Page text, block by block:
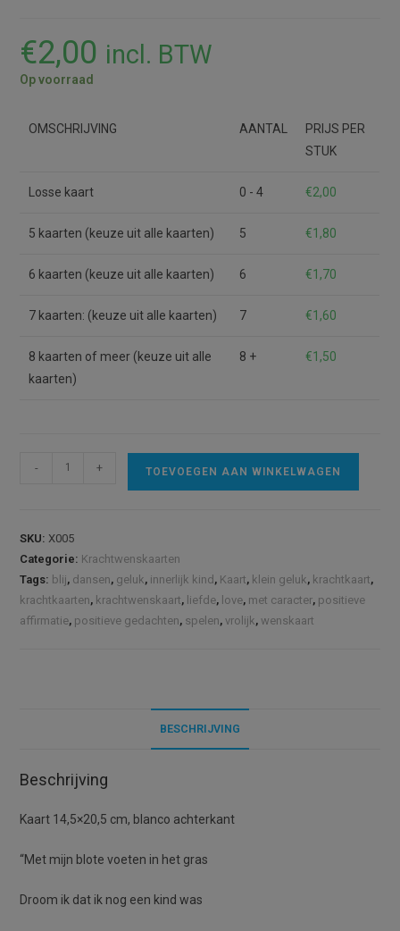
€2,00 incl. BTW
Op voorraad
OMSCHRIJVING AANTAL
PRIJS PER
STUK
Losse kaart 0 - 4 €2,00
5 kaarten (keuze uit alle kaarten) 5 €1,80
6 kaarten (keuze uit alle kaarten) 6 €1,70
7 kaarten: (keuze uit alle kaarten) 7 €1,60
8 kaarten of meer (keuze uit alle
kaarten)
8 + €1,50
in
het
gras
- + TOEVOEGEN AAN WINKELWAGEN
n
a
SKU: X005
Categorie: Krachtwenskaarten
Tags: blij, dansen, geluk, innerlijk kind, Kaart, klein geluk, krachtkaart,
krachtkaarten, krachtwenskaart, liefde, love, met caracter, positieve
affirmatie, positieve gedachten, spelen,vrolijk,wenskaart
BESCHRIJVING
Beschrijving
Kaart 14,5×20,5 cm, blanco achterkant
“Met mijn blote voeten in het gras
Droom ik dat ik nog een kind was